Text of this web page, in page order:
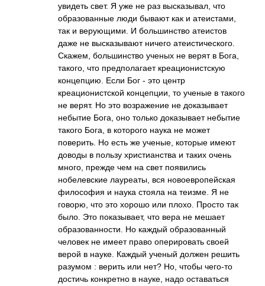
увидеть свет. Я уже не раз высказывал, что
образованные люди бывают как и атеистами,
так и верующими. И большинство атеистов
даже не высказывают ничего атеистического.
Скажем, большинство ученых не верят в Бога,
такого, что предполагает креационистскую
концепцию. Если Бог - это центр
креационистской концепции, то ученые в такого
не верят. Но это возражение не доказывает
небытие Бога, оно только доказывает небытие
такого Бога, в которого наука не может
поверить. Но есть же ученые, которые имеют
доводы в пользу христианства и таких очень
много, прежде чем на свет появились
нобелевские лауреаты, вся новоевропейская
философия и наука стояла на теизме. Я не
говорю, что это хорошо или плохо. Просто так
было. Это показывает, что вера не мешает
образованности. Но каждый образованный
человек не имеет право оперировать своей
верой в науке. Каждый ученый должен решить
разумом : верить или нет? Но, чтобы чего-то
достичь конкретно в науке, надо оставаться